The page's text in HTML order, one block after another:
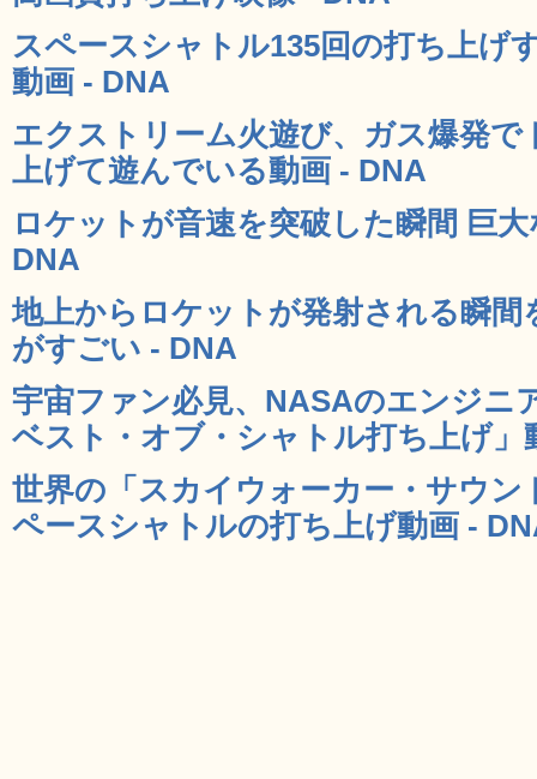
スペースシャトル135回の打ち上げ
動画 - DNA
エクストリーム火遊び、ガス爆発
上げて遊んでいる動画 - DNA
ロケットが音速を突破した瞬間 巨
DNA
地上からロケットが発射される瞬間
がすごい - DNA
宇宙ファン必見、NASAのエンジニ
ベスト・オブ・シャトル打ち上げ」
世界の「スカイウォーカー・サウン
ペースシャトルの打ち上げ動画 -